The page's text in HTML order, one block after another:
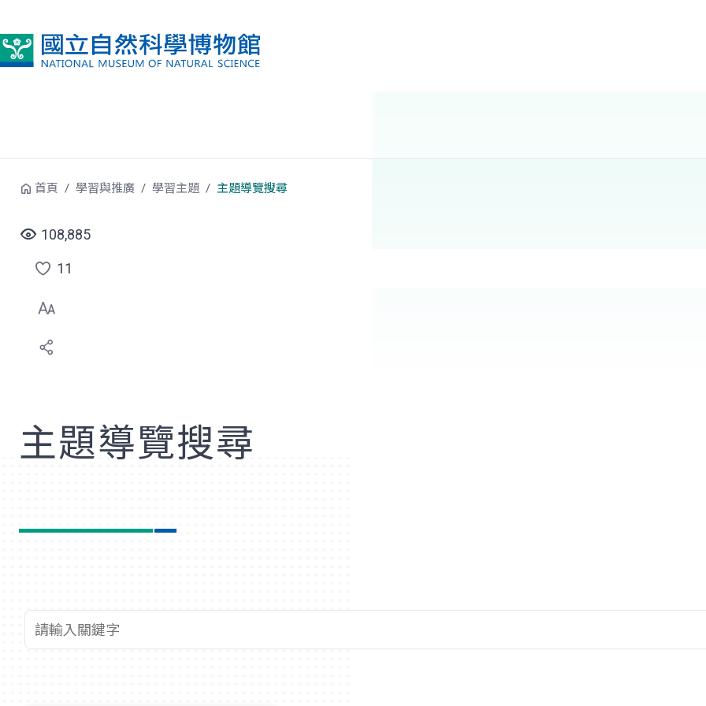
首頁 學習與推廣 學習主題 主題導覽搜尋
108,885
點
選
喜
11
主題導覽搜尋
查詢關鍵字